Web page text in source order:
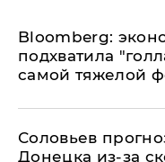
Bloomberg:
подхватила
самой тяжелой
Соловьев
Донецка из-за